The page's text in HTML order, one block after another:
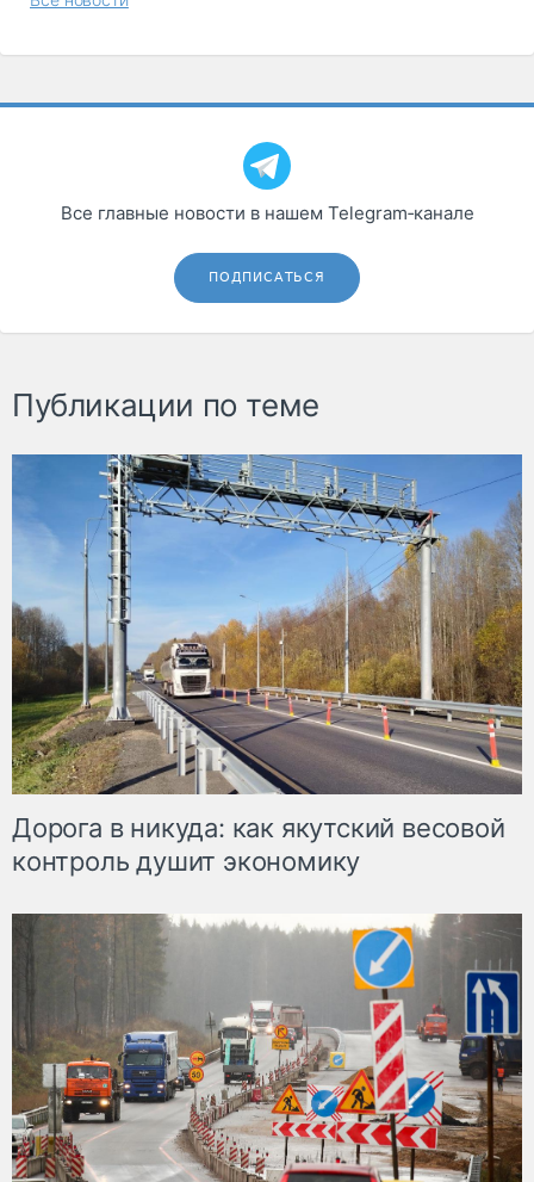
Все главные новости в нашем Telegram‑канале
ПОДПИСАТЬСЯ
Публикации по теме
Дорога в никуда: как якутский весовой
контроль душит экономику